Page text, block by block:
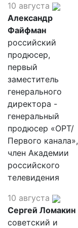
10 августа
Александр
Файфман
российский
продюсер,
первый
заместитель
генерального
директора -
генеральный
продюсер «ОРТ/
Первого канала»,
член Академии
российского
телевидения
10 августа
Сергей Ломакин
советский и